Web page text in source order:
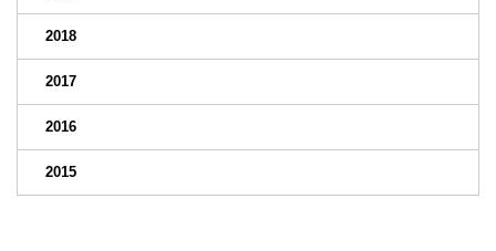
2018
2017
2016
2015